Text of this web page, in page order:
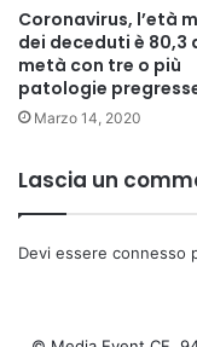
Coronavirus, l’età
dei deceduti è 80,3
metà con tre o più
patologie
Marzo 14, 2020
Lascia un
Devi essere connesso